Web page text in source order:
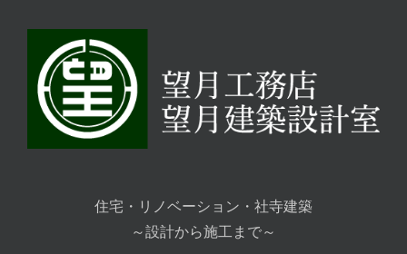
住宅・リノベーション・社寺建築
～設計から施工まで～